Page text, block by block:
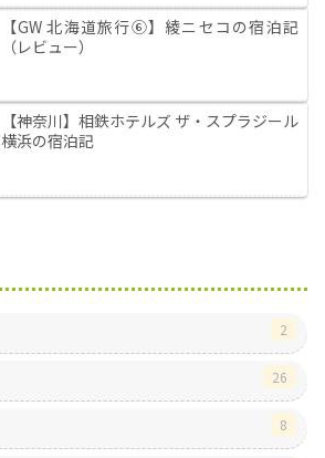
【GW 北海道旅行⑥】綾ニセコの宿泊記
（レビュー）
【神奈川】相鉄ホテルズ ザ・スプラジール
横浜の宿泊記
2
26
8